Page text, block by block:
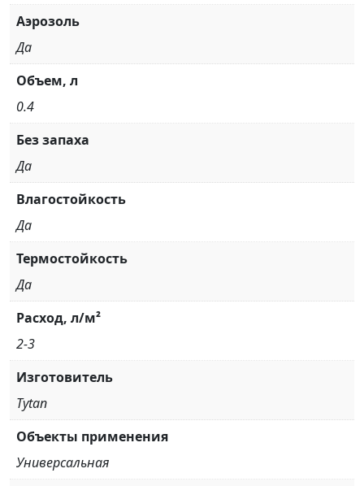
Аэрозоль
Да
Объем, л
0.4
Без запаха
Да
Влагостойкость
Да
Термостойкость
Да
Расход, л/м²
2-3
Изготовитель
Tytan
Объекты применения
Универсальная